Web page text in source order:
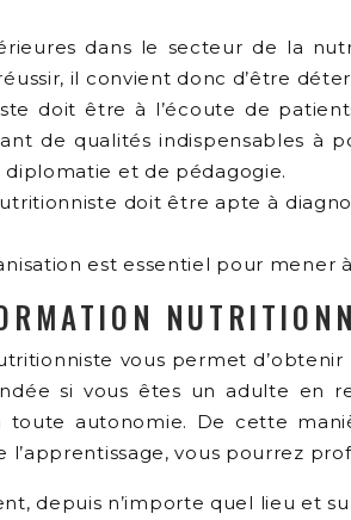
dans le secteur de la
il convient donc d’être
doit être à l’écoute de
de qualités indispensables à
et de pédagogie.
doit être apte à
est essentiel pour
vous permet
si vous êtes un adulte en
autonomie. De cette
vous pourrez
depuis n’importe quel lieu et